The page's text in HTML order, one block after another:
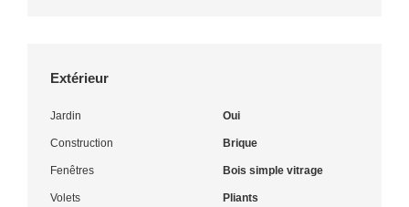
Extérieur
Jardin Oui
Construction Brique
Fenêtres Bois simple vitrage
Volets Pliants